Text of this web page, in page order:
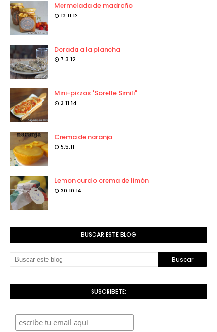
Mermelada de madroño
12.11.13
Dorada a la plancha
7.3.12
Mini-pizzas "Sorelle Simili"
3.11.14
Crema de naranja
5.5.11
Lemon curd o crema de limón
30.10.14
BUSCAR ESTE BLOG
SUSCRIBETE: